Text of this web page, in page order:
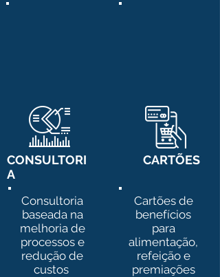
CONSULTORI
A
Consultoria
baseada na
melhoria de
processos e
redução de
custos
CARTÕES
Cartões de
benefícios
para
alimentação,
refeição e
premiações